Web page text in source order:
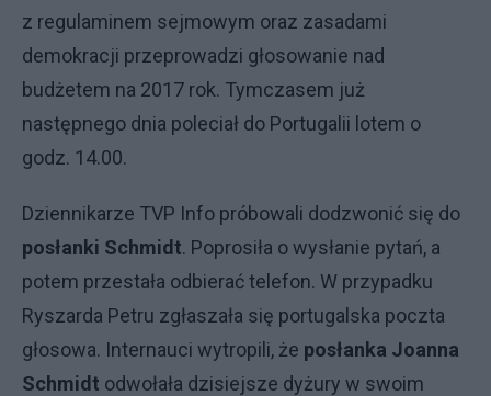
z regulaminem sejmowym oraz zasadami
demokracji przeprowadzi głosowanie nad
budżetem na 2017 rok. Tymczasem już
następnego dnia poleciał do Portugalii lotem o
godz. 14.00.
Dziennikarze TVP Info próbowali dodzwonić się do
posłanki Schmidt. Poprosiła o wysłanie pytań, a
potem przestała odbierać telefon. W przypadku
Ryszarda Petru zgłaszała się portugalska poczta
głosowa. Internauci wytropili, że posłanka Joanna
Schmidt odwołała dzisiejsze dyżury w swoim